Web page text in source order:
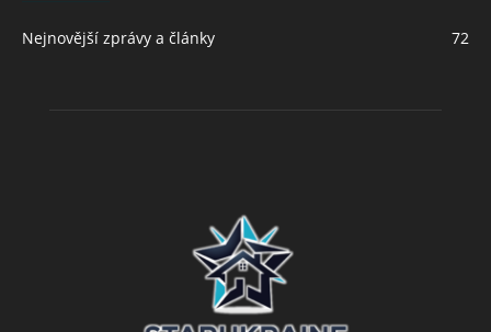
Nejnovější zprávy a články 72